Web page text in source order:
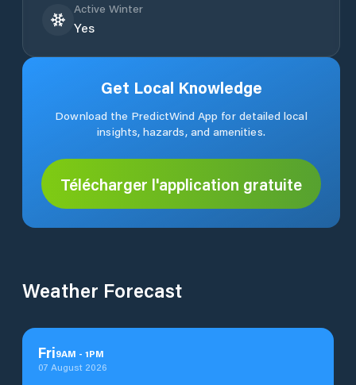
Active Winter
Yes
Get Local Knowledge
Download the PredictWind App for detailed local
insights, hazards, and amenities.
Télécharger l'application gratuite
Weather Forecast
Fri9AM - 1PM
07 August 2026